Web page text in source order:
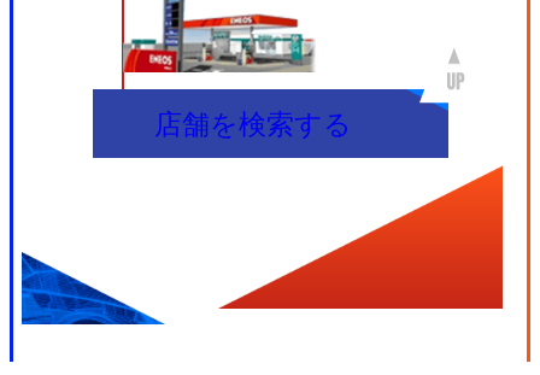
店舗を検索する